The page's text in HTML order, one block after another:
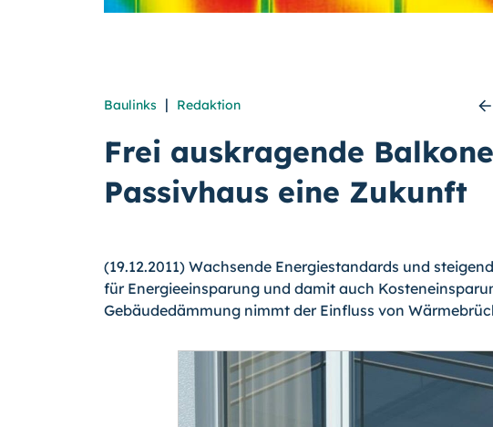
Baulinks | Redaktion
Frei auskragende
Passivhaus eine Zukunft
(19.12.2011) Wachsende Energiestandards und
für Energieeinsparung und damit auch
Gebäudedämmung nimmt der Einfluss von